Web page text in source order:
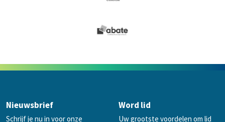
Nieuwsbrief
Schrijf je nu in voor onze
Word lid
Uw grootste voordelen om lid